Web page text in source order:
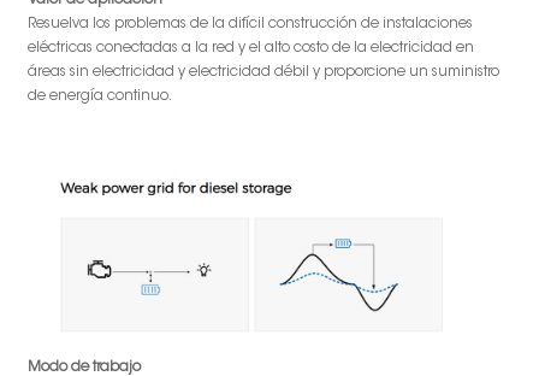
Resuelva los problemas de la difícil construcción de instalaciones
eléctricas conectadas a la red y el alto costo de la electricidad en
áreas sin electricidad y electricidad débil y proporcione un suministro
de energía continuo.
Modo de trabajo